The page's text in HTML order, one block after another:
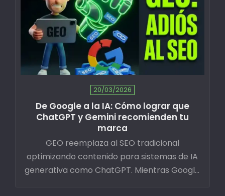
20/03/2026
De Google a la IA: Cómo lograr que
ChatGPT y Gemini recomienden tu
marca
GEO reemplaza al SEO tradicional
optimizando contenido para sistemas de IA
generativa como ChatGPT. Mientras Google